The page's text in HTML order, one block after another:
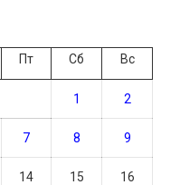
Пт Сб Вс
1 2
7 8 9
14 15 16